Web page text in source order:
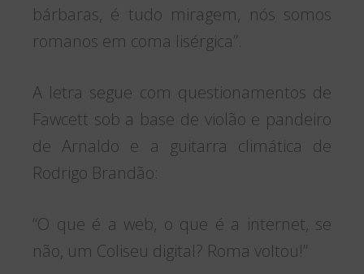
bárbaras, é tudo miragem, nós somos
romanos em coma lisérgica”.
A letra segue com questionamentos de
Fawcett sob a base de violão e pandeiro
de Arnaldo e a guitarra climática de
Rodrigo Brandão:
“O que é a web, o que é a internet, se
não, um Coliseu digital? Roma voltou!”